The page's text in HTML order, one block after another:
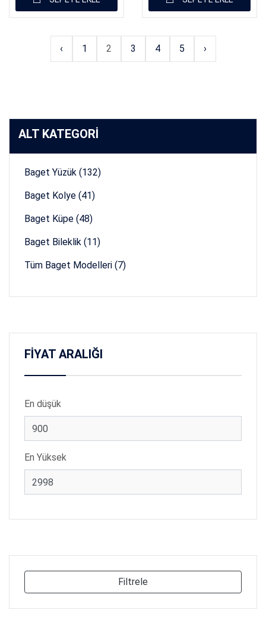
ALT KATEGORİ
Baget Yüzük (132)
Baget Kolye (41)
Baget Küpe (48)
Baget Bileklik (11)
Tüm Baget Modelleri (7)
FİYAT ARALIĞI
En düşük
En Yüksek
Filtrele
‹ 1 2 3 4 5 ›